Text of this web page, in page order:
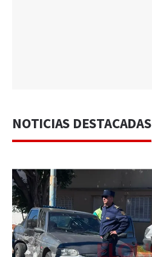
NOTICIAS DESTACADAS